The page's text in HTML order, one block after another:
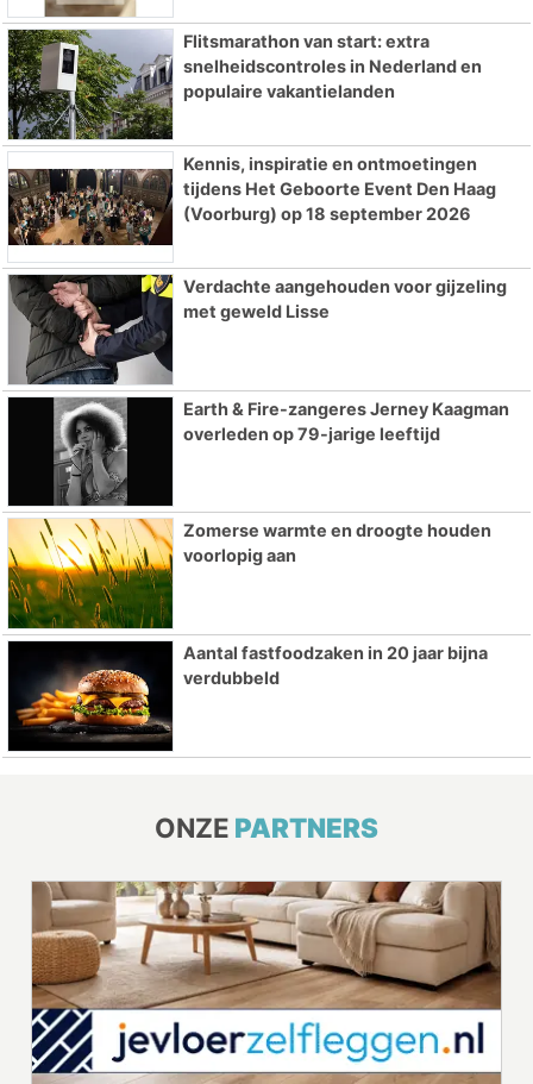
Flitsmarathon van start: extra
snelheidscontroles in Nederland en
populaire vakantielanden
Kennis, inspiratie en ontmoetingen
tijdens Het Geboorte Event Den Haag
(Voorburg) op 18 september 2026
Verdachte aangehouden voor gijzeling
met geweld Lisse
Earth & Fire-zangeres Jerney Kaagman
overleden op 79-jarige leeftijd
Zomerse warmte en droogte houden
voorlopig aan
Aantal fastfoodzaken in 20 jaar bijna
verdubbeld
ONZE PARTNERS